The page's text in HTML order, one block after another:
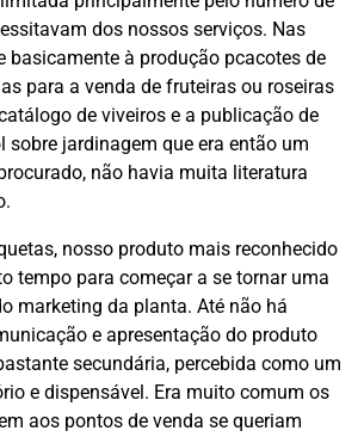
dos nossos serviços. Nas
basicamente à produção pcacotes de
para a venda de fruteiras ou roseiras
de viveiros e a publicação de
sobre jardinagem que era então um
não havia muita literatura
nosso produto mais reconhecido
tempo para começar a se tornar uma
marketing da planta. Até não há
e apresentação do produto
secundária, percebida como um
e dispensável. Era muito comum os
aos pontos de venda se queriam